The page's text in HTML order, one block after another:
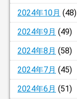
2024年10月 (48)
2024年9月 (49)
2024年8月 (58)
2024年7月 (45)
2024年6月 (51)